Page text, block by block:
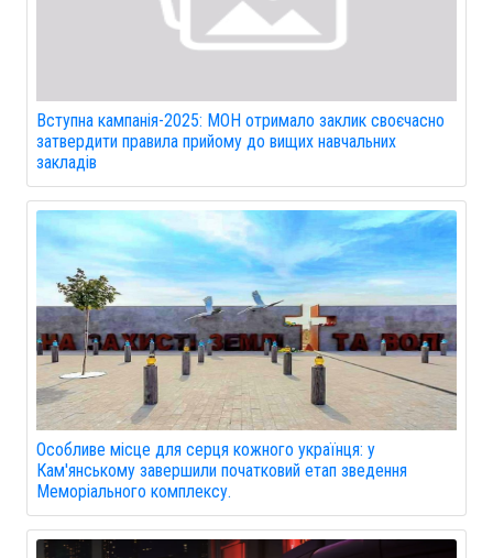
Вступна кампанія-2025: МОН отримало заклик своєчасно
затвердити правила прийому до вищих навчальних
закладів
Особливе місце для серця кожного українця: у
Кам'янському завершили початковий етап зведення
Меморіального комплексу.